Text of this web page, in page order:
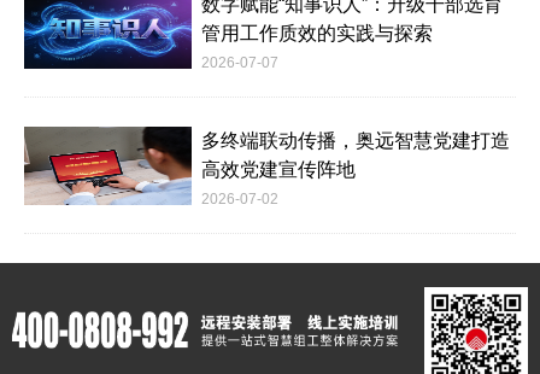
数字赋能“知事识人”：升级干部选育
管用工作质效的实践与探索
2026-07-07
多终端联动传播，奥远智慧党建打造
高效党建宣传阵地
2026-07-02